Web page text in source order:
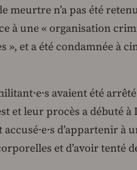
meurtre n’a pas été
à une « organisation
», et a été condamnée à
avaient été
et leur procès a débuté à
d’appartenir à
et d’avoir tenté